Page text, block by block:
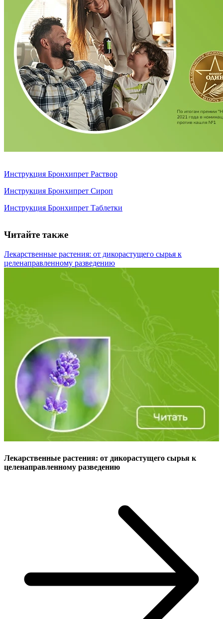
Инструкция Бронхипрет Раствор
Инструкция Бронхипрет Сироп
Инструкция Бронхипрет Таблетки
Читайте также
Лекарственные растения: от дикорастущего сырья к
целенаправленному разведению
Лекарственные растения: от дикорастущего сырья к
целенаправленному разведению